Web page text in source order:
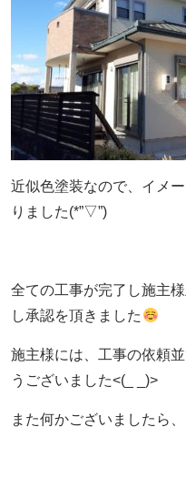
近似色塗装なので、イメ
りました(*”▽”)
全ての工事が完了し施主
し承認を頂きました
施主様には、工事の依頼
うございました<(_ _)>
また何かございましたら